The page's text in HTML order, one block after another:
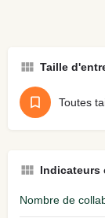
Taille
Toutes
Indicateurs
Nombre de